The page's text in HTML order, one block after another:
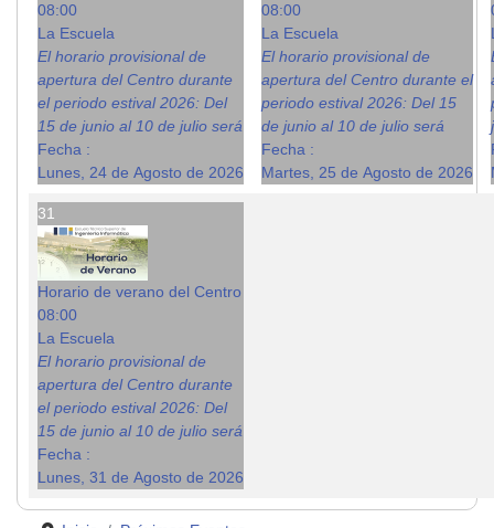
08:00
La Escuela
El horario provisional de
apertura del Centro durante
el periodo estival 2026: Del
15 de junio al 10 de julio será
Fecha :
Lunes, 24 de Agosto de 2026
08:00
La Escuela
El horario provisional de
apertura del Centro durante el
periodo estival 2026: Del 15
de junio al 10 de julio será
Fecha :
Martes, 25 de Agosto de 2026
31
Horario de verano del Centro
08:00
La Escuela
El horario provisional de
apertura del Centro durante
el periodo estival 2026: Del
15 de junio al 10 de julio será
Fecha :
Lunes, 31 de Agosto de 2026